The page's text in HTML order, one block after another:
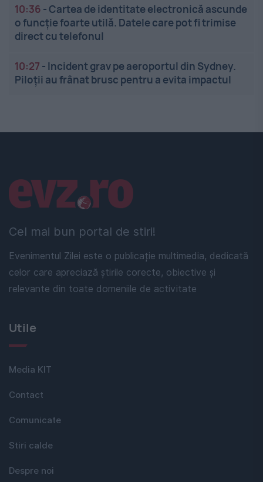
10:36 -Cartea de identitate electronică ascunde
o funcție foarte utilă. Datele care pot fi trimise
direct cu telefonul
10:27 - Incident grav pe aeroportul din Sydney.
Piloții au frânat brusc pentru a evita impactul
Cel mai bun portal de stiri!
Evenimentul Zilei este o publicație multimedia, dedicată
celor care apreciază știrile corecte, obiective și
relevante din toate domeniile de activitate
Linkuri utile
Utile
Media KIT
Contact
Comunicate
Stiri calde
Despre noi